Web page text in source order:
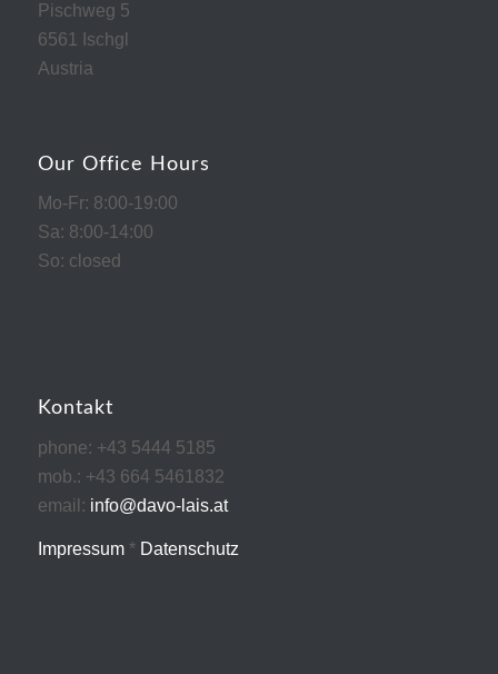
Pischweg 5
6561 Ischgl
Austria
Our Office Hours
Mo-Fr: 8:00-19:00
Sa: 8:00-14:00
So: closed
Kontakt
phone: +43 5444 5185
mob.: +43 664 5461832
email: info@davo-lais.at
Impressum* Datenschutz